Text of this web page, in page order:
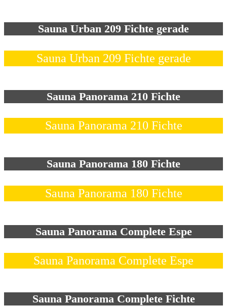
Sauna Urban 209 Fichte gerade
Sauna Urban 209 Fichte gerade
Sauna Panorama 210 Fichte
Sauna Panorama 210 Fichte
Sauna Panorama 180 Fichte
Sauna Panorama 180 Fichte
Sauna Panorama Complete Espe
Sauna Panorama Complete Espe
Sauna Panorama Complete Fichte